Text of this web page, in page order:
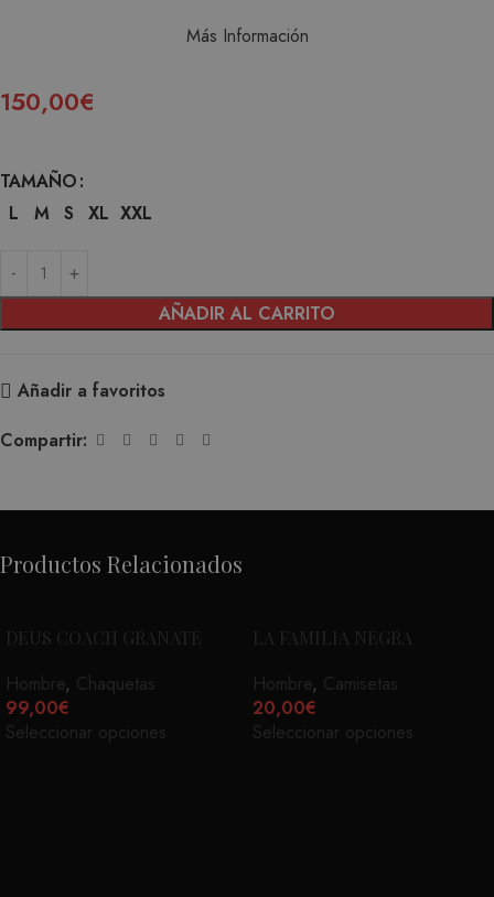
Más Información
150,00€
TAMAÑO
L
M S XL XXL
AÑADIR AL CARRITO
Añadir a favoritos
Compartir:
Productos Relacionados
DEUS COACH GRANATE
Hombre, Chaquetas
99,00€
Seleccionar opciones
LA FAMILIA NEGRA
Hombre, Camisetas
20,00€
Seleccionar opciones